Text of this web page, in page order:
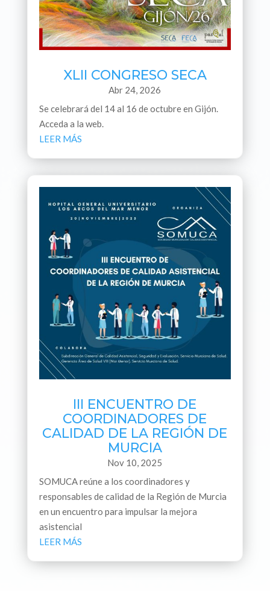
XLII CONGRESO SECA
Abr 24, 2026
Se celebrará del 14 al 16 de octubre en Gijón.
Acceda a la web.
LEER MÁS
III ENCUENTRO DE
COORDINADORES DE
CALIDAD DE LA REGIÓN DE
MURCIA
Nov 10, 2025
SOMUCA reúne a los coordinadores y
responsables de calidad de la Región de Murcia
en un encuentro para impulsar la mejora
asistencial
LEER MÁS